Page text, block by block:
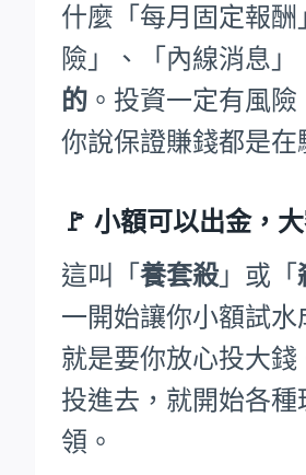
什麼「每月固定報酬
險」、「內線消息」
的 。投資一定有風
你說保證賺錢都是在
🚩 小額可以出金，
這叫「 養套殺」或「
一開始讓你小額試水
就是要你放心投大錢
投進去，就開始各種
領。